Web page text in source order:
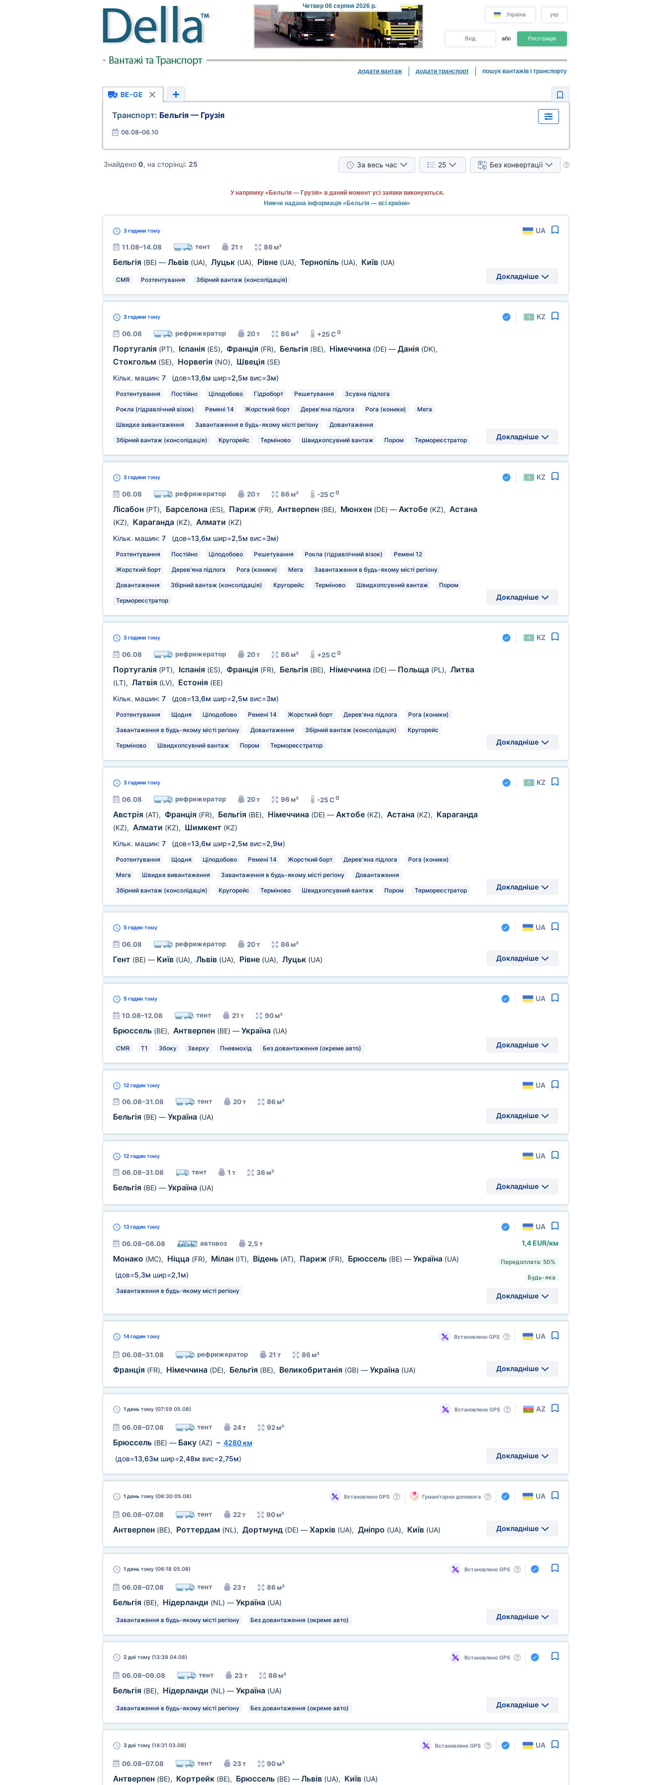
Четвер 06 серпня 2026 р.
Україна укр
Вхід або Реєстрація
додати вантаж додати транспорт пошук вантажів і транспорту
BE-GE
Транспорт: Бельгія — Грузія
06.08–06.10
Знайдено 0, на сторінці: 25 За весь час 25 Без конвертації
У напрямку «Бельгія — Грузія» в даний момент усі заявки виконуються.
Нижче надана інформація «Бельгія — всі країни»
3 годинитому UA
11.08–14.08 тент 21 т 86 м³
Бельгія (BE) — Львів (UA), Луцьк (UA), Рівне (UA), Тернопіль (UA), Київ (UA)
CMR Розтентування Збірний вантаж (консолідація) Докладніше
3 годинитому KZ
06.08 рефрижератор 20 т 86 м³ +25 C0
Португалія (PT), Іспанія (ES), Франція (FR), Бельгія (BE), Німеччина (DE) — Данія (DK),
Стокгольм (SE), Норвегія (NO), Швеція (SE)
Кільк. машин: 7(дов=13,6м шир=2,5м вис=3м)
Розтентування Постійно Цілодобово Гідроборт Решетування Зсувна підлога
Рокла (гідравлічний візок) Ремені 14 Жорсткий борт Дерев'яна підлога Рога (коники) Мега
Швидке вивантаження Завантаження в будь-якому місті регіону Довантаження
Збірний вантаж (консолідація) Кругорейс Терміново Швидкопсувний вантаж Пором Термореєстратор Докладніше
3 годинитому KZ
06.08 рефрижератор 20 т 86 м³ -25 C0
Лісабон (PT), Барселона (ES), Париж (FR), Антверпен (BE), Мюнхен (DE) — Актобе (KZ), Астана
(KZ), Караганда (KZ), Алмати (KZ)
Кільк. машин: 7(дов=13,6м шир=2,5м вис=3м)
Розтентування Постійно Цілодобово Решетування Рокла (гідравлічний візок) Ремені 12
Жорсткий борт Дерев'яна підлога Рога (коники) Мега Завантаження в будь-якому місті регіону
Довантаження Збірний вантаж (консолідація) Кругорейс Терміново Швидкопсувний вантаж Пором
Термореєстратор Докладніше
3 годинитому KZ
06.08 рефрижератор 20 т 86 м³ +25 C0
Португалія (PT), Іспанія (ES), Франція (FR), Бельгія (BE), Німеччина (DE) — Польща (PL), Литва
(LT), Латвія (LV), Естонія (EE)
Кільк. машин: 7(дов=13,6м шир=2,5м вис=3м)
Розтентування Щодня Цілодобово Ремені 14 Жорсткий борт Дерев'яна підлога Рога (коники)
Завантаження в будь-якому місті регіону Довантаження Збірний вантаж (консолідація) Кругорейс
Терміново Швидкопсувний вантаж Пором Термореєстратор Докладніше
3 годинитому KZ
06.08 рефрижератор 20 т 96 м³ -25 C0
Австрія (AT), Франція (FR), Бельгія (BE), Німеччина (DE) — Актобе (KZ), Астана (KZ), Караганда
(KZ), Алмати (KZ), Шимкент (KZ)
Кільк. машин: 7(дов=13,6м шир=2,5м вис=2,9м)
Розтентування Щодня Цілодобово Ремені 14 Жорсткий борт Дерев'яна підлога Рога (коники)
Мега Швидке вивантаження Завантаження в будь-якому місті регіону Довантаження
Збірний вантаж (консолідація) Кругорейс Терміново Швидкопсувний вантаж Пором Термореєстратор Докладніше
5 годинтому UA
06.08 рефрижератор 20 т 86 м³
Гент (BE) — Київ (UA), Львів (UA), Рівне (UA), Луцьк (UA) Докладніше
5 годинтому UA
10.08–12.08 тент 21 т 90 м³
Брюссель (BE), Антверпен (BE) — Україна (UA)
CMR T1 Збоку Зверху Пневмохід Без довантаження (окреме авто) Докладніше
12 годинтому UA
06.08–31.08 тент 20 т 86 м³
Бельгія (BE) — Україна (UA) Докладніше
12 годинтому UA
06.08–31.08 тент 1 т 36 м³
Бельгія (BE) — Україна (UA) Докладніше
13 годинтому UA
06.08–08.08 автовоз 2,5 т
Монако (MC), Ніцца (FR), Мілан (IT), Відень (AT), Париж (FR), Брюссель (BE) — Україна (UA)
(дов=5,3м шир=2,1м)
Завантаження в будь-якому місті регіону
1,4 EUR/км
Передоплата: 50%
Будь-яка
Докладніше
14 годинтому Встановлено GPS UA
06.08–31.08 рефрижератор 21 т 86 м³
Франція (FR), Німеччина (DE), Бельгія (BE), Великобританія (GB) — Україна (UA) Докладніше
1 деньтому (07:59 05.08) Встановлено GPS AZ
06.08–07.08 тент 24 т 92 м³
Брюссель (BE) — Баку (AZ) ~ 4280 км
(дов=13,63м шир=2,48м вис=2,75м) Докладніше
1 деньтому (06:30 05.08) Встановлено GPS Гуманітарна допомога UA
06.08–07.08 тент 22 т 90 м³
Антверпен (BE), Роттердам (NL), Дортмунд (DE) — Харків (UA), Дніпро (UA), Київ (UA) Докладніше
1 деньтому (06:18 05.08) Встановлено GPS
06.08–07.08 тент 23 т 86 м³
Бельгія (BE), Нідерланди (NL) — Україна (UA)
Завантаження в будь-якому місті регіону Без довантаження (окреме авто) Докладніше
2 днітому (13:39 04.08) Встановлено GPS
06.08–09.08 тент 23 т 86 м³
Бельгія (BE), Нідерланди (NL) — Україна (UA)
Завантаження в будь-якому місті регіону Без довантаження (окреме авто) Докладніше
3 днітому (14:31 03.08) Встановлено GPS UA
06.08–07.08 тент 23 т 90 м³
Антверпен (BE), Кортрейк (BE), Брюссель (BE) — Львів (UA), Київ (UA)